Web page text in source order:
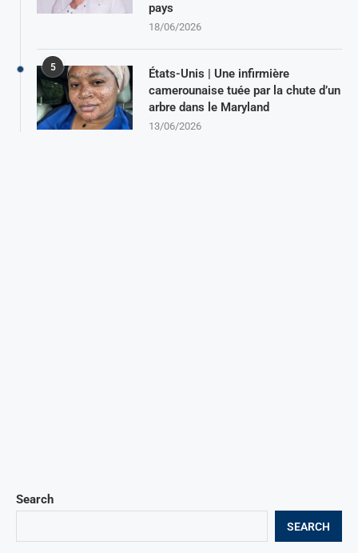
Search
SEARCH
pays
18/06/2026
5
États-Unis | Une infirmière
camerounaise tuée par la chute d’un
arbre dans le Maryland
13/06/2026